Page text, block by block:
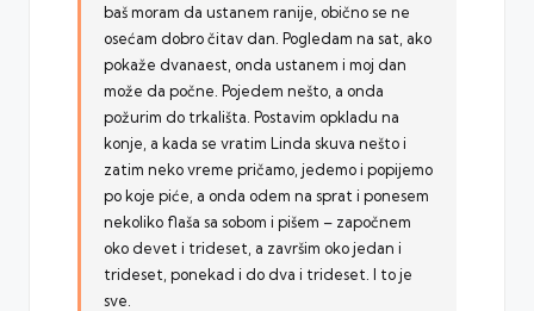
baš moram da ustanem ranije, obično se ne
osećam dobro čitav dan. Pogledam na sat, ako
pokaže dvanaest, onda ustanem i moj dan
može da počne. Pojedem nešto, a onda
požurim do trkališta. Postavim opkladu na
konje, a kada se vratim Linda skuva nešto i
zatim neko vreme pričamo, jedemo i popijemo
po koje piće, a onda odem na sprat i ponesem
nekoliko flaša sa sobom i pišem – započnem
oko devet i trideset, a završim oko jedan i
trideset, ponekad i do dva i trideset. I to je
sve.